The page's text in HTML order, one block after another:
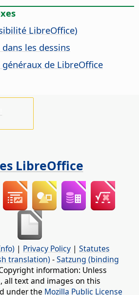
LibreOffice)
les dessins
de LibreOffice
LibreOffice
| Privacy Policy | Statutes
translation) -Satzung (binding
information: Unless
all text and images on this
under the Mozilla Public License